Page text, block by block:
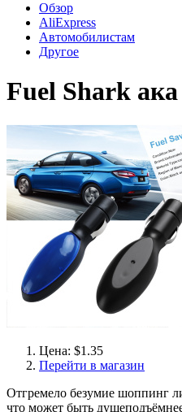
Обзор
AliExpress
Автомобилистам
Другое
Fuel Shark
Цена: $1.35
Перейти в магазин
Отгремело безумие шоппинг
что может быть